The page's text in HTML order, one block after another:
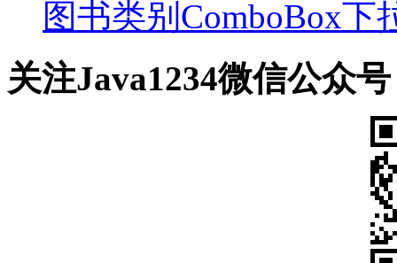
图书类别ComboBox
关注Java1234微信公众号